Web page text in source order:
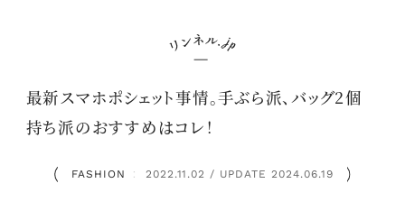
最新スマホポシェット事情。手ぶら派、バッグ2個
持ち派のおすすめはコレ！
FASHION ： 2022.11.02 / UPDATE 2024.06.19